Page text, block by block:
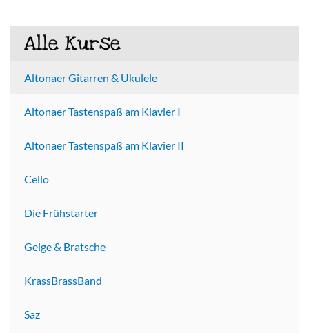
Alle Kurse
Altonaer Gitarren & Ukulele
Altonaer Tastenspaß am Klavier I
Altonaer Tastenspaß am Klavier II
Cello
Die Frühstarter
Geige & Bratsche
KrassBrassBand
Saz